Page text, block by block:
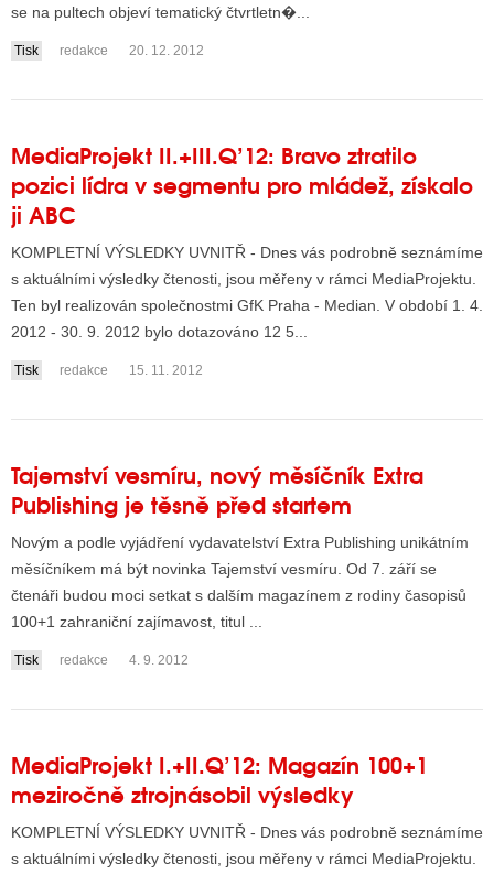
se na pultech objeví tematický čtvrtletn�...
Tisk redakce 20. 12. 2012
MediaProjekt II.+III.Q’12: Bravo ztratilo
pozici lídra v segmentu pro mládež, získalo
ji ABC
KOMPLETNÍ VÝSLEDKY UVNITŘ - Dnes vás podrobně seznámíme
s aktuálními výsledky čtenosti, jsou měřeny v rámci MediaProjektu.
Ten byl realizován společnostmi GfK Praha - Median. V období 1. 4.
2012 - 30. 9. 2012 bylo dotazováno 12 5...
Tisk redakce 15. 11. 2012
Tajemství vesmíru, nový měsíčník Extra
Publishing je těsně před startem
Novým a podle vyjádření vydavatelství Extra Publishing unikátním
měsíčníkem má být novinka Tajemství vesmíru. Od 7. září se
čtenáři budou moci setkat s dalším magazínem z rodiny časopisů
100+1 zahraniční zajímavost, titul ...
Tisk redakce 4. 9. 2012
MediaProjekt I.+II.Q’12: Magazín 100+1
meziročně ztrojnásobil výsledky
KOMPLETNÍ VÝSLEDKY UVNITŘ - Dnes vás podrobně seznámíme
s aktuálními výsledky čtenosti, jsou měřeny v rámci MediaProjektu.